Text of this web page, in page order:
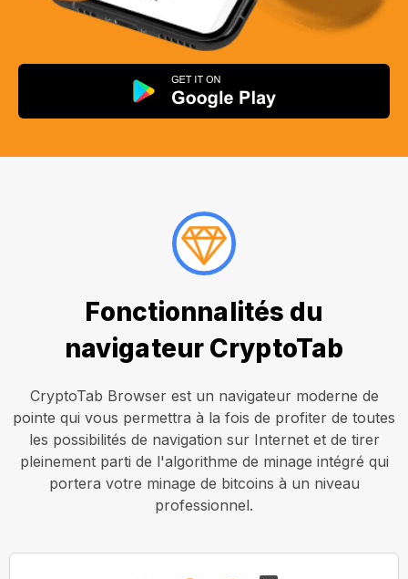
Fonctionnalités du
navigateur CryptoTab
CryptoTab Browser est un navigateur moderne de
pointe qui vous permettra à la fois de profiter de toutes
les possibilités de navigation sur Internet et de tirer
pleinement parti de l'algorithme de minage intégré qui
portera votre minage de bitcoins à un niveau
professionnel.